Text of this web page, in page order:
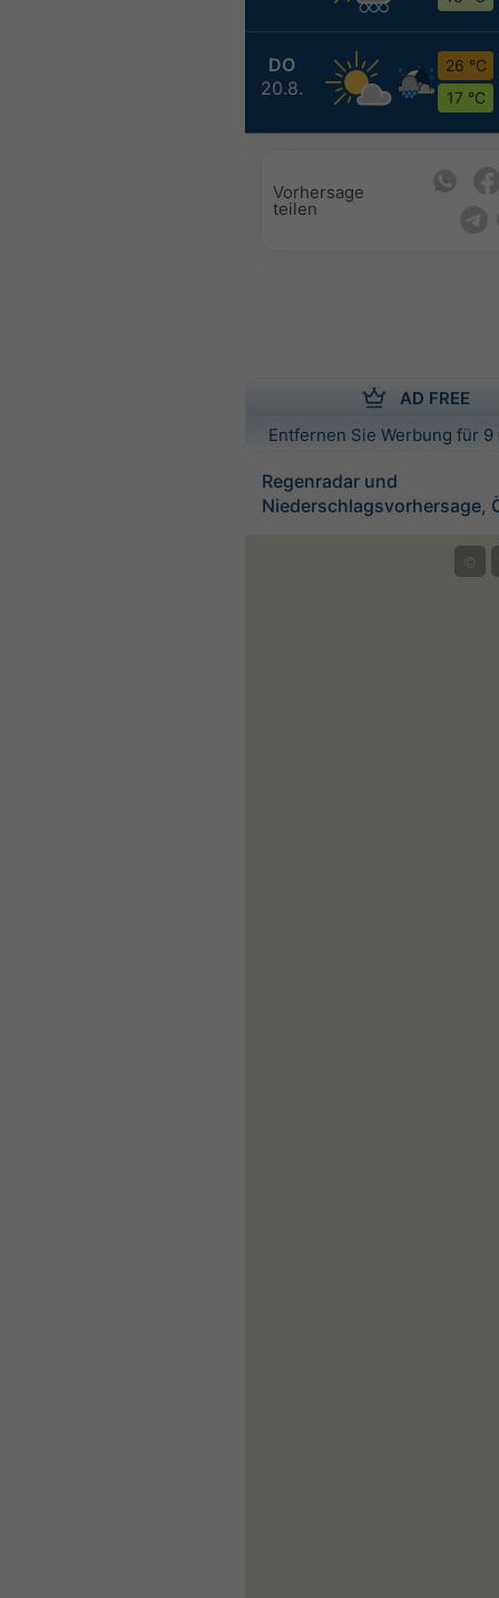
DO
20.8.
26 °C
17 °C
Vorhersage
teilen
AD FREE
Entfernen Sie Werbung für
Regenradar und
Niederschlagsvorhersage,
©